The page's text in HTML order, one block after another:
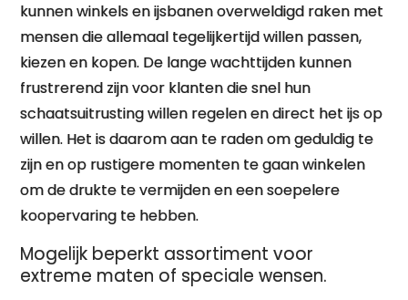
kunnen winkels en ijsbanen overweldigd raken met
mensen die allemaal tegelijkertijd willen passen,
kiezen en kopen. De lange wachttijden kunnen
frustrerend zijn voor klanten die snel hun
schaatsuitrusting willen regelen en direct het ijs op
willen. Het is daarom aan te raden om geduldig te
zijn en op rustigere momenten te gaan winkelen
om de drukte te vermijden en een soepelere
koopervaring te hebben.
Mogelijk beperkt assortiment voor
extreme maten of speciale wensen.